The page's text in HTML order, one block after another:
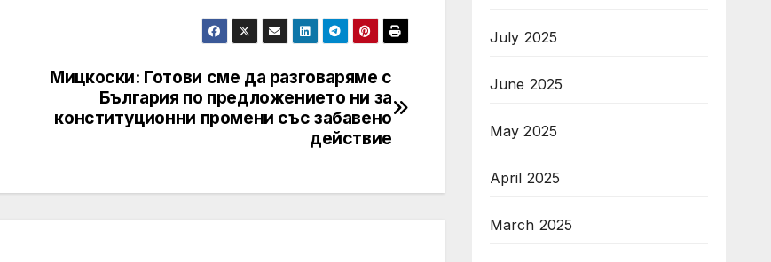
Мицкоски: Готови сме да разговаряме с
България по предложението ни за
конституционни промени със забавено
действие
July 2025
June 2025
May 2025
April 2025
March 2025